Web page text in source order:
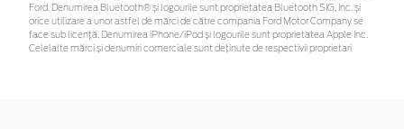
Ford. Denumirea Bluetooth® și logourile sunt proprietatea Bluetooth SIG, Inc. și
orice utilizare a unor astfel de mărci de către compania Ford Motor Company se
face sub licență. Denumirea iPhone/iPod și logourile sunt proprietatea Apple Inc.
Celelalte mărci și denumiri comerciale sunt deținute de respectivii proprietari